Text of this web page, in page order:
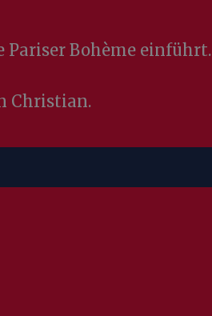
Pariser Bohème einführt.
Christian.